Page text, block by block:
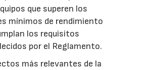
que superen los
mínimos de rendimiento
los requisitos
por el Reglamento.
más relevantes de la